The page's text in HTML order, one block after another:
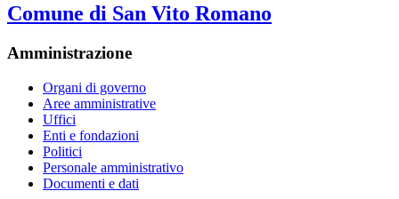
Comune di San Vito Romano
Amministrazione
Organi di governo
Aree amministrative
Uffici
Enti e fondazioni
Politici
Personale amministrativo
Documenti e dati